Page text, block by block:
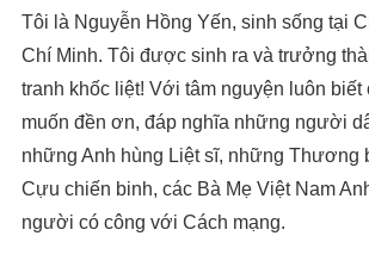
Tôi là Nguyễn Hồng Yến, sinh sống tại
Chí Minh. Tôi được sinh ra và trưởng
tranh khốc liệt! Với tâm nguyện luôn
muốn đền ơn, đáp nghĩa những người
những Anh hùng Liệt sĩ, những Thương
Cựu chiến binh, các Bà Mẹ Việt Nam
người có công với Cách mạng.